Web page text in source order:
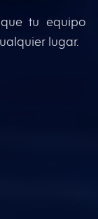
tu equipo
lugar.